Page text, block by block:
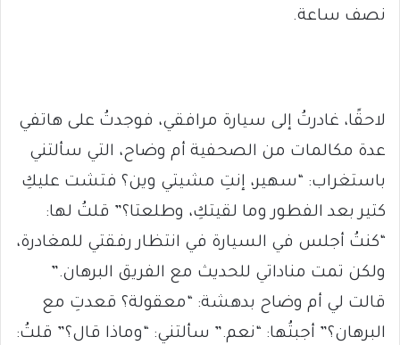
نصف ساعة.
لاحقًا، غادرتُ إلى سيارة مرافقي، فوجدتُ على هاتفي
عدة مكالمات من الصحفية أم وضاح، التي سألتني
باستغراب: “سهير، إنتِ مشيتي وين؟ فتشت عليكِ
كتير بعد الفطور وما لقيتكِ، وطلعتا؟” قلتُ لها:
“كنتُ أجلس في السيارة في انتظار رفقتي للمغادرة،
ولكن تمت مناداتي للحديث مع الفريق البرهان.”
قالت لي أم وضاح بدهشة: “معقولة؟ قعدتِ مع
البرهان؟” أجبتُها: “نعم.” سألتني: “وماذا قال؟” قلتُ: